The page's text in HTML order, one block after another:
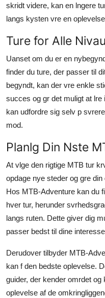
Real Estate
Top 10
How To
Support Number
skridt videre, kan en lngere
langs kysten vre en
Ture for Alle
Uanset om du er en
finder du ture, der passer til
begyndt, kan der vre enkle
succes og gr det muligt at
kan udfordre sig selv p
mod.
Planlg Din Nste
At vlge den rigtige MTB tur
opdage nye steder og gre
Hos MTB-Adventure kan du
hver tur, herunder
langs ruten. Dette giver dig
passer bedst til dine
Derudover tilbyder MTB-
kan f den bedste oplevelse.
guider, der kender omrdet
oplevelse af de